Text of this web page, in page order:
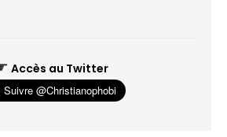
Accès au Twitter